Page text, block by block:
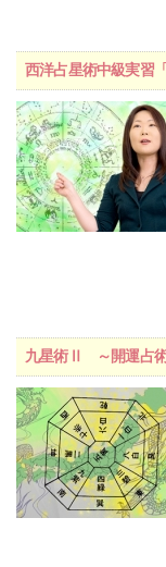
西洋占星術中級実習
九星術Ⅱ ～開運占術